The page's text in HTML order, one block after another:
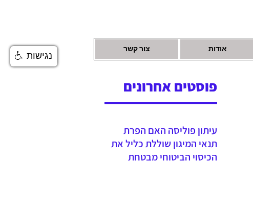
אודות צור קשר
פוסטים אחרונים
עיתון פוליסה האם הפרת
תנאי המיגון שוללת כליל את
הכיסוי הביטוחי מבטחת
נגישות